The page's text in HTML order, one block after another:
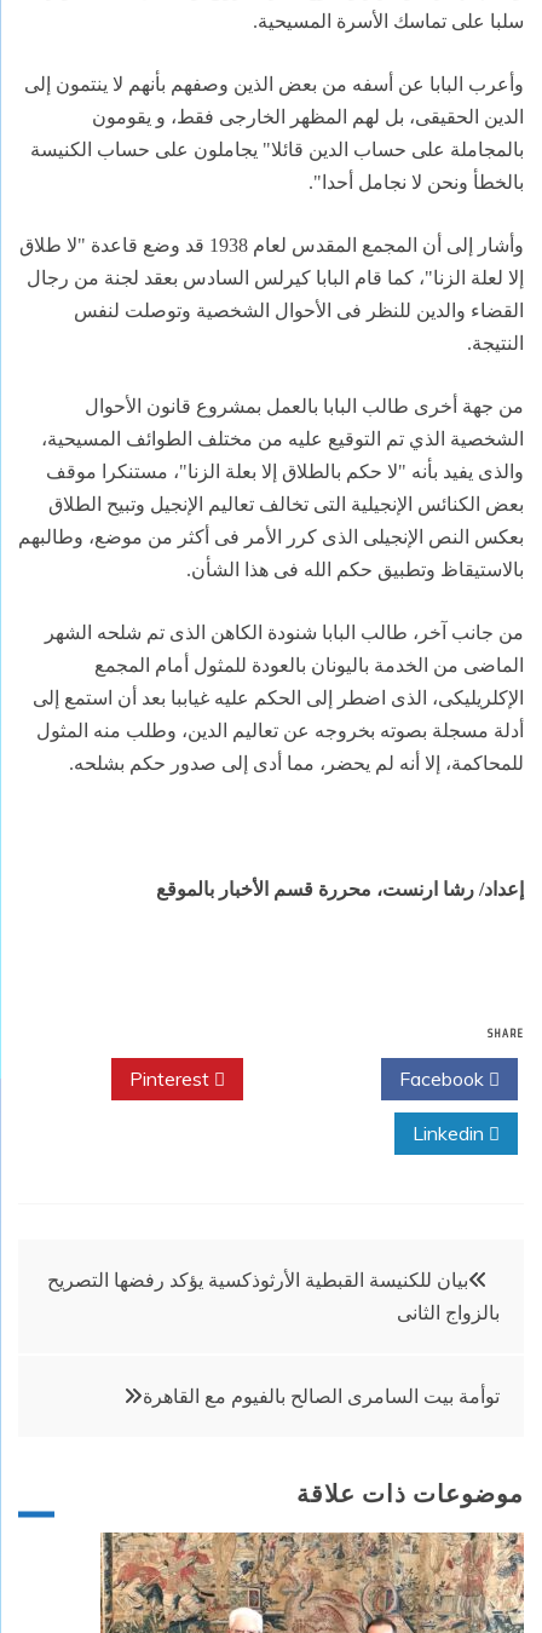
سلبا على تماسك الأسرة المسيحية.
وأعرب البابا عن أسفه من بعض الذين وصفهم بأنهم لا ينتمون إلى
الدين الحقيقى، بل لهم المظهر الخارجى فقط، و يقومون
بالمجاملة على حساب الدين قائلا" يجاملون على حساب الكنيسة
بالخطأ ونحن لا نجامل أحدا ".
وأشار إلى أن المجمع المقدس لعام 1938 قد وضع قاعدة "لا طلاق
إلا لعلة الزنا"، كما قام البابا كيرلس السادس بعقد لجنة من رجال
القضاء والدين للنظر فى الأحوال الشخصية وتوصلت لنفس
النتيجة.
من جهة أخرى طالب البابا بالعمل بمشروع قانون الأحوال
الشخصية الذي تم
التوقيع عليه من مختلف الطوائف المسيحية،
والذى يفيد بأنه "لا حكم بالطلاق إلا بعلة الزنا"، مستنكرا موقف
بعض الكنائس الإنجيلية التى تخالف تعاليم
الإنجيل وتبيح الطلاق
بعكس النص الإنجيلى الذى كرر الأمر فى أكثر من موضع، وطالبهم
بالاستيقاظ وتطبيق حكم الله فى هذا الشأن.
من جانب آخر، طالب البابا شنودة الكاهن الذى تم شلحه الشهر
الماضى من الخدمة باليونان بالعودة للمثول أمام المجمع
الإكلريليكى، الذى اضطر إلى الحكم عليه غياببا بعد أن استمع إلى
أدلة مسجلة بصوته بخروجه عن تعاليم
الدين، وطلب منه المثول
للمحاكمة، إلا أنه لم يحضر، مما أدى إلى صدور حكم بشلحه.
إعداد/ رشا ارنست، محررة قسم الأخبار بالموقع
SHARE
تصفّح
المقالات
بيان للكنيسة القبطية الأرثوذكسية يؤكد رفضها التصريح
بالزواج الثانى
توأمة بيت السامرى الصالح بالفيوم مع القاهرة
موضوعات ذات علاقة